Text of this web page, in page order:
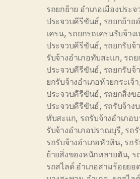
รถยกย้าย อำเภอเมืองประ
ประจวบคีรีขันธ์, รถยกย้าย
เครน, รถยกรถเครนรับจ้าง
ประจวบคีรีขันธ์, รถยกรับจ้
รับจ้างอำเภอทับสะแก, รถย
ประจวบคีรีขันธ์, รถยกรับจ้
ยกรับจ้างอำเภอห้วยกระเจ้า
ประจวบคีรีขันธ์, รถยกสิ่งข
ประจวบคีรีขันธ์, รถรับจ้าง
ทับสะแก, รถรับจ้างอำเภอ
รับจ้างอำเภอปราณบุรี, รถ
รถรับจ้างอำเภอหัวหิน, รถ
ย้ายสิ่งของหนักหลายตัน, ร
รถสไลด์ อำเภอสามร้อยยอด